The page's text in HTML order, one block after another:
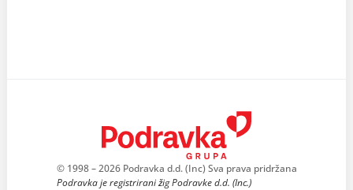
© 1998 – 2026 Podravka d.d. (Inc) Sva prava pridržana
Podravka je registrirani žig Podravke d.d. (Inc.)